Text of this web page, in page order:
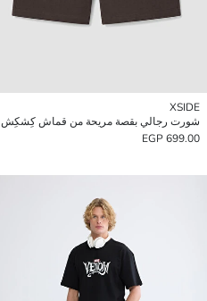
XSIDE
شورت رجالي بقصة مريحة من قماش كِشكِش
699.00 EGP